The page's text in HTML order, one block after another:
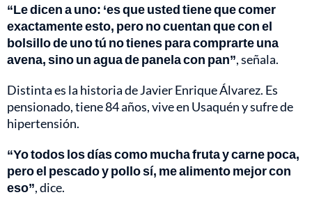
“Le dicen a uno: ‘es que usted tiene que comer
exactamente esto, pero no cuentan que con el
bolsillo de uno tú no tienes para comprarte una
avena, sino un agua de panela con pan”, señala.
Distinta es la historia de Javier Enrique Álvarez. Es
pensionado, tiene 84 años, vive en Usaquén y sufre de
hipertensión.
“Yo todos los días como mucha fruta y carne poca,
pero el pescado y pollo sí, me alimento mejor con
eso”, dice.